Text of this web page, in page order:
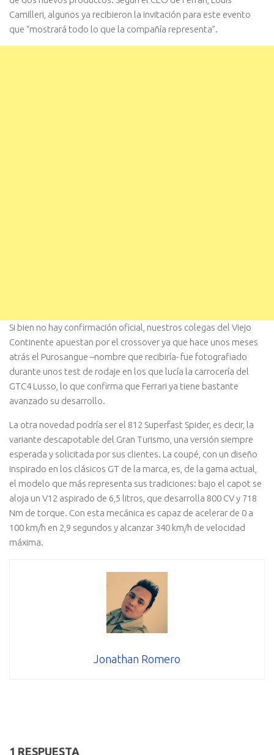
Camilleri, algunos ya recibieron la invitación para este evento
que “mostrará todo lo que la compañía representa”.
Si bien no hay confirmación oficial, nuestros colegas del Viejo
Continente apuestan por el crossover ya que hace unos meses
atrás el Purosangue –nombre que recibiría- fue fotografiado
durante unos test de rodaje en los que lucía la carrocería del
GTC4 Lusso, lo que confirma que Ferrari ya tiene bastante
avanzado su desarrollo.
La otra novedad podría ser el 812 Superfast Spider, es decir, la
variante descapotable del Gran Turismo, una versión siempre
esperada y solicitada por sus clientes. La coupé, con un diseño
inspirado en los clásicos GT de la marca, es, de la gama actual,
el modelo que más representa sus tradiciones: bajo el capot se
aloja un V12 aspirado de 6,5 litros, que desarrolla 800 CV y 718
Nm de torque. Con esta mecánica es capaz de acelerar de 0 a
100 km/h en 2,9 segundos y alcanzar 340 km/h de velocidad
máxima.
Jonathan Romero
1 RESPUESTA